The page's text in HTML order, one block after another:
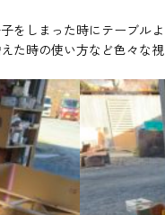
をしまった時にテーブル
た時の使い方など色々な